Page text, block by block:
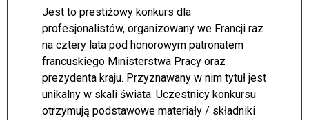
Jest to prestiżowy konkurs dla
profesjonalistów, organizowany we Francji raz
na cztery lata pod honorowym patronatem
francuskiego Ministerstwa Pracy oraz
prezydenta kraju. Przyznawany w nim tytuł jest
unikalny w skali świata. Uczestnicy konkursu
otrzymują podstawowe materiały / składniki